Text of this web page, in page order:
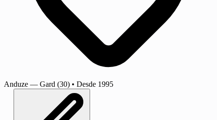
Anduze — Gard (30) • Desde 1995